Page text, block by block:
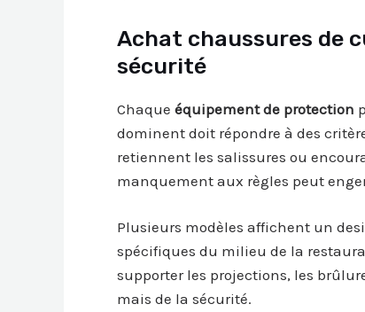
Achat chaussures de
sécurité
Chaque équipement de protection
dominent doit répondre à des
retiennent les salissures ou
manquement aux règles peut
Plusieurs modèles affichent un
spécifiques du milieu de la
supporter les projections, les
mais de la sécurité.